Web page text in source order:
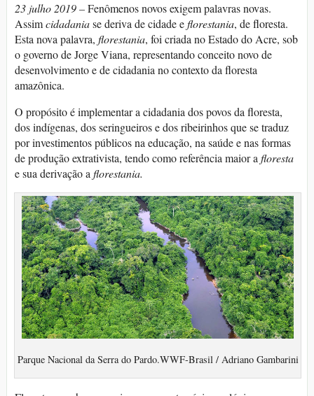
23 julho 2019 –Fenômenos novos exigem palavras novas.
Assimcidadaniase deriva de cidade eflorestania, de floresta.
Esta nova palavra, florestania, foi criada no Estado do Acre, sob
o governo de Jorge Viana, representando conceito novo de
desenvolvimento e de cidadania no contexto da floresta
amazônica.
O propósito é implementar a cidadania dos povos da floresta,
dos indígenas, dos seringueiros e dos ribeirinhos que se traduz
por investimentos públicos na educação, na saúde e nas formas
de produção extrativista, tendo como referência maior afloresta
e sua derivação aflorestania.
Parque Nacional da Serra do Pardo.WWF-Brasil / Adriano Gambarini